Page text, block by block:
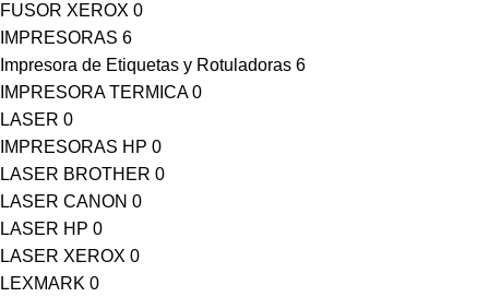
FUSOR XEROX 0
IMPRESORAS 6
Impresora de Etiquetas y Rotuladoras 6
IMPRESORA TERMICA 0
LASER 0
IMPRESORAS HP 0
LASER BROTHER 0
LASER CANON 0
LASER HP 0
LASER XEROX 0
LEXMARK 0